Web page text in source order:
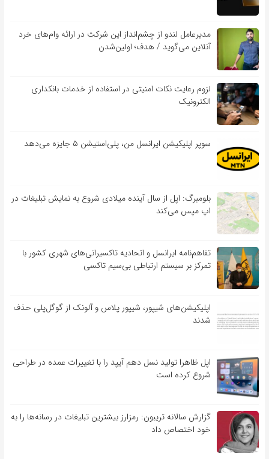
مدیرعامل لندو از چشم‌انداز این شرکت در ارائه وام‌های خرد
آنلاین می‌گوید / هدف؛ اولین‌شدن
لزوم رعایت نکات امنیتی در استفاده از خدمات بانکداری
الکترونیک
سوپر اپلیکیشن ایرانسل من، پلی‌استیشن ۵ جایزه می‌دهد
بلومبرگ: اپل از سال آینده میلادی شروع به نمایش تبلیغات در
اپ مپس می‌کند
تفاهم‌نامه‌ ایرانسل و اتحادیه تاکسیرانی‌های شهری کشور با
تمرکز بر سیستم ارتباطی بی‌سیم تاکسی
اپلیکیشن‌های شیپور، شیپور پلاس و آلونک از گوگل‌پلی حذف
شدند
اپل ظاهرا تولید نسل دهم آیپد را با تغییرات عمده در طراحی
شروع کرده است
گزارش سالانه تریبون: رمزارز بیشترین تبلیغات در رسانه‌ها را به
خود اختصاص داد